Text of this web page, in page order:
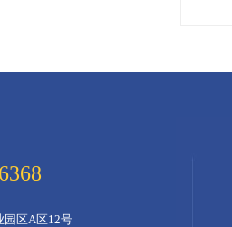
园区A区12号